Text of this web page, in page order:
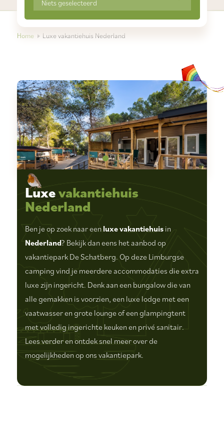
Niets geselecteerd
Home Luxe vakantiehuis Nederland
Luxevakantiehuis
Nederland
Ben je op zoek naar een luxe vakantiehuis in
Nederland? Bekijk dan eens het aanbod op
vakantiepark De Schatberg. Op deze Limburgse
camping vind je meerdere accommodaties die extra
luxe zijn ingericht. Denk aan een bungalow die van
alle gemakken is voorzien, een luxe lodge met een
vaatwasser en grote lounge of een glampingtent
met volledig ingerichte keuken en privé sanitair.
Lees verder en ontdek snel meer over de
mogelijkheden op ons vakantiepark.